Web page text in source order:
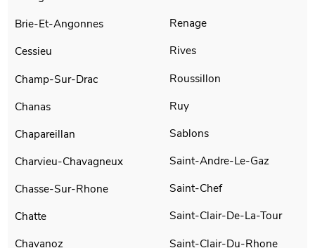
Brie-Et-Angonnes
Cessieu
Champ-Sur-Drac
Chanas
Chapareillan
Charvieu-Chavagneux
Chasse-Sur-Rhone
Chatte
Chavanoz
Renage
Rives
Roussillon
Ruy
Sablons
Saint-Andre-Le-Gaz
Saint-Chef
Saint-Clair-De-La-Tour
Saint-Clair-Du-Rhone